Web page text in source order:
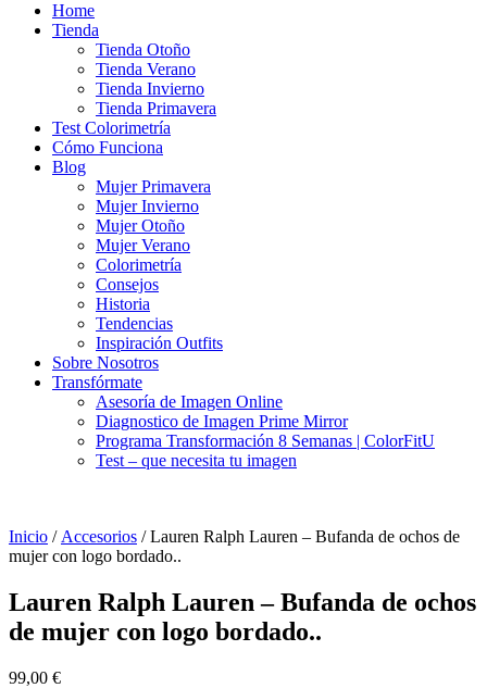
Home
Tienda
Tienda Otoño
Tienda Verano
Tienda Invierno
Tienda Primavera
Test Colorimetría
Cómo Funciona
Blog
Mujer Primavera
Mujer Invierno
Mujer Otoño
Mujer Verano
Colorimetría
Consejos
Historia
Tendencias
Inspiración Outfits
Sobre Nosotros
Transfórmate
Asesoría de Imagen Online
Diagnostico de Imagen Prime Mirror
Programa Transformación 8 Semanas | ColorFitU
Test – que necesita tu imagen
Inicio / Accesorios / Lauren Ralph Lauren – Bufanda de ochos de
mujer con logo bordado..
Lauren Ralph Lauren – Bufanda de ochos
de mujer con logo bordado..
99,00 €